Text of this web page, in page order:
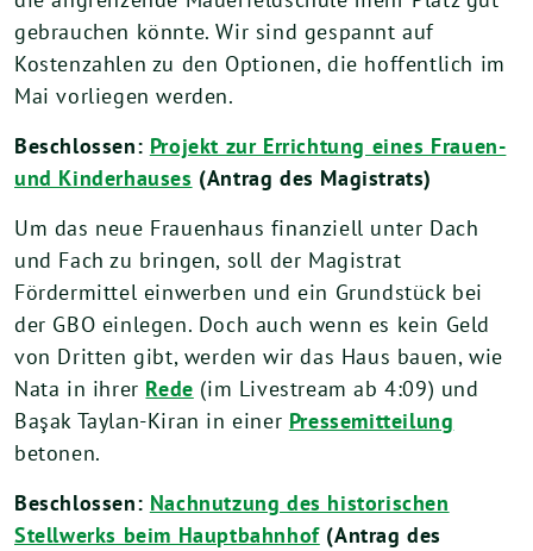
gebrauchen könnte. Wir sind gespannt auf
Kostenzahlen zu den Optionen, die hoffentlich im
Mai vorliegen werden.
Beschlossen: Projekt zur Errichtung eines Frauen-
und Kinderhauses (Antrag des Magistrats)
Um das neue Frauenhaus finanziell unter Dach
und Fach zu bringen, soll der Magistrat
Fördermittel einwerben und ein Grundstück bei
der GBO einlegen. Doch auch wenn es kein Geld
von Dritten gibt, werden wir das Haus bauen, wie
Nata in ihrer Rede (im Livestream ab 4:09) und
Başak Taylan-Kiran in einer Pressemitteilung
betonen.
Beschlossen: Nachnutzung des historischen
Stellwerks beim Hauptbahnhof(Antrag des